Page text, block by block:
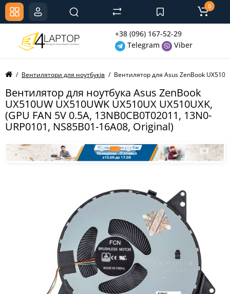
+38 (096) 167-52-29
Telegram
Viber
0
Вентилятори для ноутбуків Вентилятор для Asus ZenBook
Вентилятор для ноутбука Asus ZenBook
UX510UW UX510UWK UX510UX UX510UXK,
(GPU FAN 5V 0.5A, 13NB0CB0T02011, 13N0-
URP0101, NS85B01-16A08, Original)